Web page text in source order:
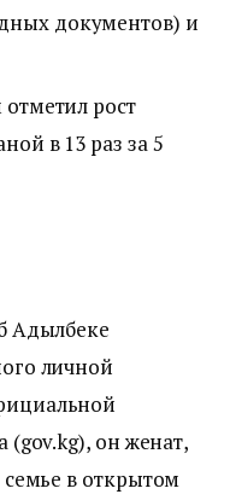
документов) и
рост
в 13 раз за 5
Адылбеке
личной
(gov.kg), он женат,
в открытом